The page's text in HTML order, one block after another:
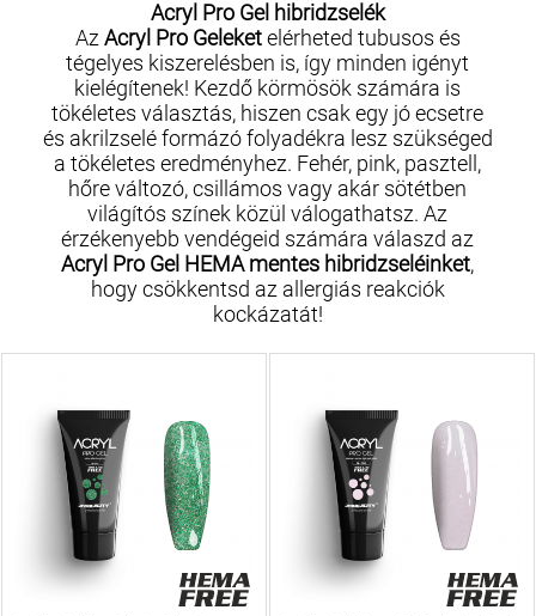
Acryl Pro Gel hibridzselék
Az Acryl Pro Geleketelérheted tubusos és
tégelyes kiszerelésben is, így minden igényt
kielégítenek! Kezdő körmösök számára is
tökéletes választás, hiszen csak egy jó ecsetre
és akrilzselé formázó folyadékra lesz szükséged
a tökéletes eredményhez. Fehér, pink, pasztell,
hőre változó, csillámos vagy akár sötétben
világítós színek közül válogathatsz. Az
érzékenyebb vendégeid számára válaszd az
Acryl Pro Gel HEMA mentes hibridzseléinket,
hogy csökkentsd az allergiás reakciók
kockázatát!